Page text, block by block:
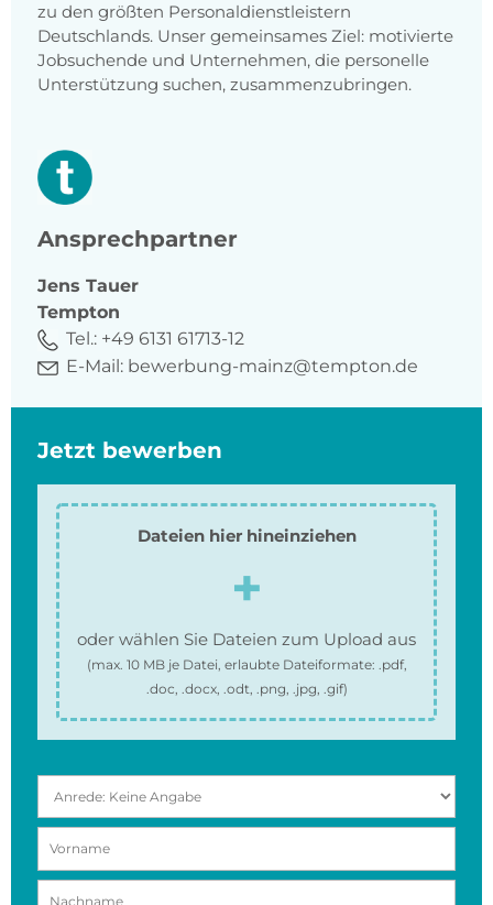
zu den größten Personaldienstleistern
Deutschlands. Unser gemeinsames Ziel: motivierte
Jobsuchende und Unternehmen, die personelle
Unterstützung suchen, zusammenzubringen.
Ansprechpartner
Jens Tauer
Tempton
Tel.: +49 6131 61713-12
E-Mail: bewerbung-mainz@tempton.de
Jetzt bewerben
Dateien hier hineinziehen
oder wählen Sie Dateien zum Upload aus
(max. 10 MBje Datei, erlaubte Dateiformate: .pdf,
.doc, .docx, .odt, .png, .jpg, .gif)